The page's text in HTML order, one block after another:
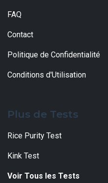
FAQ
Contact
Politique de Confidentialité
Conditions d'Utilisation
Plus de Tests
Rice Purity Test
Kink Test
Voir Tous les Tests